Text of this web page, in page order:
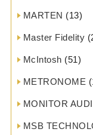
MARTEN (13)
Master Fidelity
McIntosh (51)
METRONOME
MONITOR
MSB